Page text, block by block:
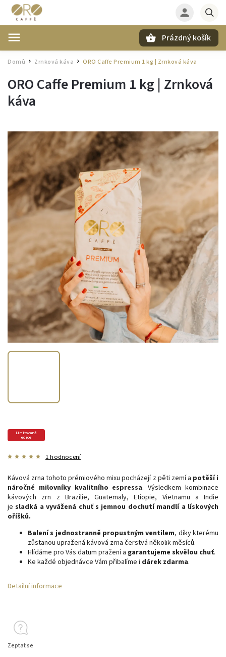
Prázdný košík
Domů / Zrnková káva / ORO Caffe Premium 1 kg | Zrnková káva
ORO Caffe Premium 1 kg | Zrnková
káva
Limitovaná
edice
1 hodnocení
Kávová zrna tohoto prémiového mixu pocházejí z pěti zemí a potěší i
náročné milovníky kvalitního espressa. Výsledkem kombinace
kávových zrn z Brazílie, Guatemaly, Etiopie, Vietnamu a Indie
je sladká a vyvážená chuť s jemnou dochutí mandlí a lískových
oříšků.
Balení s jednostranně propustným ventilem, díky kterému
zůstanou upražená kávová zrna čerstvá několik měsíců.
Hlídáme pro Vás datum pražení a garantujeme skvělou chuť.
Ke každé objednávce Vám přibalíme i dárek zdarma.
Detailní informace
Zeptat se